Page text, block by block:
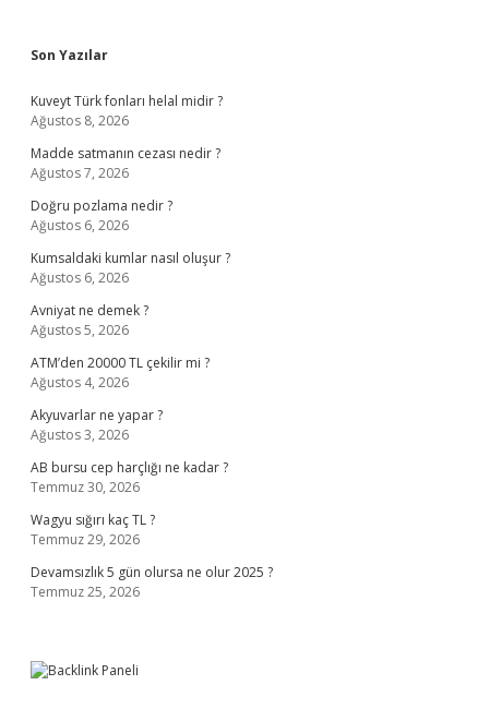
Sidebar
Son Yazılar
Kuveyt Türk fonları helal midir ?
Ağustos 8, 2026
Madde satmanın cezası nedir ?
Ağustos 7, 2026
Doğru pozlama nedir ?
Ağustos 6, 2026
Kumsaldaki kumlar nasıl oluşur ?
Ağustos 6, 2026
Avniyat ne demek ?
Ağustos 5, 2026
ATM’den 20000 TL çekilir mi ?
Ağustos 4, 2026
Akyuvarlar ne yapar ?
Ağustos 3, 2026
AB bursu cep harçlığı ne kadar ?
Temmuz 30, 2026
Wagyu sığırı kaç TL ?
Temmuz 29, 2026
Devamsızlık 5 gün olursa ne olur 2025 ?
Temmuz 25, 2026